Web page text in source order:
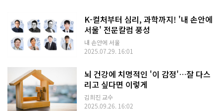
K-컬처부터 심리, 과학까지! '내 손안에
서울' 전문칼럼 풍성
내 손안에 서울
2025.07.29. 16:01
뇌 건강에 치명적인 '이 감정'…잘 다스
리고 싶다면 이렇게
김희진 교수
2025.09.26. 16:02